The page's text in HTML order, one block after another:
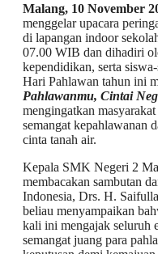
Malang, 10 November
menggelar upacara
di lapangan indoor
07.00 WIB dan dihadiri
kependidikan, serta
Hari Pahlawan tahun ini
Pahlawanmu, Cintai
mengingatkan
semangat kepahlawanan
cinta tanah air.
Kepala SMK Negeri 2
membacakan sambutan
Indonesia, Drs. H.
beliau menyampaikan
kali ini mengajak seluruh
semangat juang para